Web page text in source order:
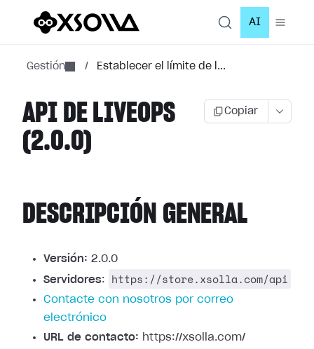
AI
Gestión / Establecer el límite de l...
API DE LIVEOPS
(2.0.0)
Copiar
DESCRIPCIÓN GENERAL
Versión: 2.0.0
Servidores: https://store.xsolla.com/api
Contacte con nosotros por correo
electrónico
URL de contacto: https://xsolla.com/